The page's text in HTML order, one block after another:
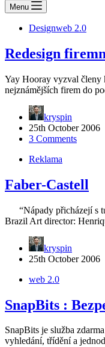
Menu
Designweb 2.0
Redesign
Yay Hooray vyzval členy
nejznámějších firem do
kryspin
25th October 2006
3 Comments
Reklama
Faber-Castell
“Nápady přicházejí s
Brazil Art director:
kryspin
25th October 2006
web 2.0
SnapBits :
SnapBits je služba
vyhledání, třídění a